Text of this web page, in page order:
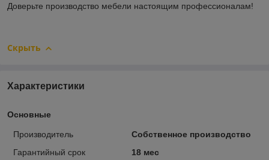
Доверьте производство мебели настоящим профессионалам!
Скрыть
Характеристики
Основные
Производитель
Собственное производство
Гарантийный срок
18 мес